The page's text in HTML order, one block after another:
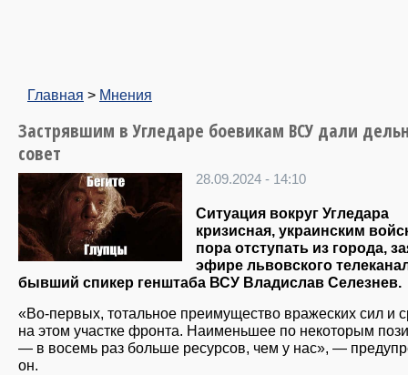
Главная > Мнения
Застрявшим в Угледаре боевикам ВСУ дали
совет
28.09.2024 - 14:10
Ситуация вокруг Угледара
кризисная, украинским
пора отступать из города,
эфире львовского
бывший спикер генштаба ВСУ Владислав Селезнев.
«Во-первых, тотальное преимущество вражеских сил и
на этом участке фронта. Наименьшее по некоторым
— в восемь раз больше ресурсов, чем у нас», —
он.